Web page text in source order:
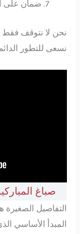
ضمان على
نحن لا نتوقف فقط
نسعى للتطور
صباغ
التفاصيل الصغيرة